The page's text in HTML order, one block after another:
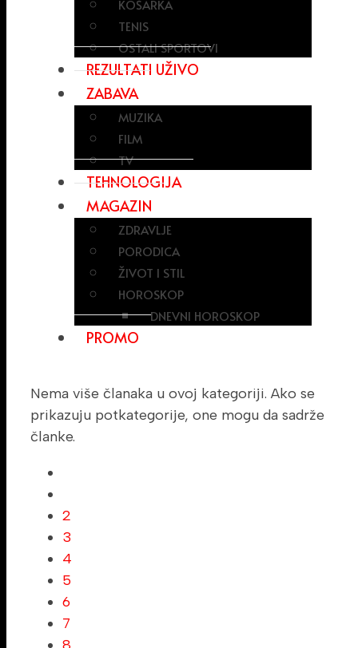
KOŠARKA
TENIS
OSTALI SPORTOVI
REZULTATI UŽIVO
ZABAVA
MUZIKA
FILM
TV
TEHNOLOGIJA
MAGAZIN
ZDRAVLJE
PORODICA
ŽIVOT I STIL
HOROSKOP
DNEVNI HOROSKOP
PROMO
Nema više članaka u ovoj kategoriji. Ako se
prikazuju potkategorije, one mogu da sadrže
članke.
2
3
4
5
6
7